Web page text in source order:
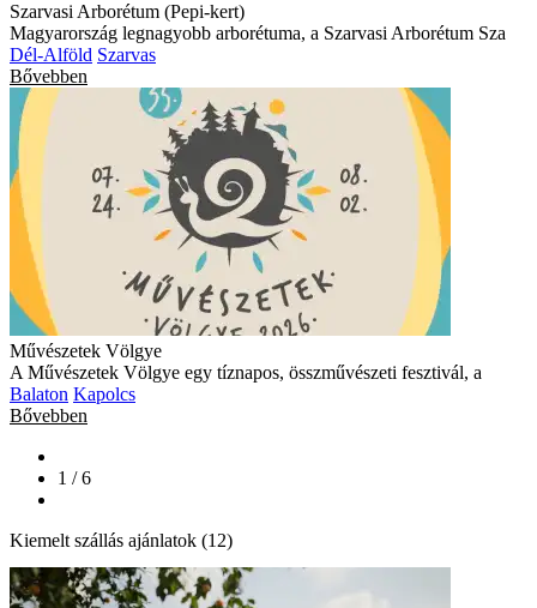
Szarvasi Arborétum (Pepi-kert)
Magyarország legnagyobb arborétuma, a Szarvasi Arborétum Sza
Dél-Alföld Szarvas
Bővebben
Művészetek Völgye
A Művészetek Völgye egy tíznapos, összművészeti fesztivál, a
Balaton Kapolcs
Bővebben
1 / 6
Kiemelt szállás ajánlatok (12)